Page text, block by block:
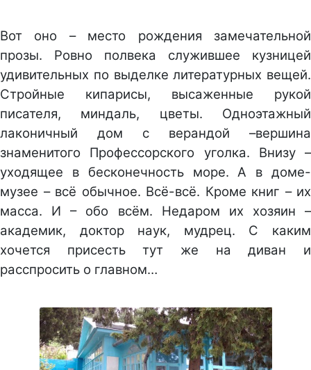
Вот оно – место рождения замечательной
прозы. Ровно полвека служившее кузницей
удивительных по выделке литературных вещей.
Стройные кипарисы, высаженные рукой
писателя, миндаль, цветы. Одноэтажный
лаконичный дом с верандой –вершина
знаменитого Профессорского уголка. Внизу –
уходящее в бесконечность море. А в доме-
музее – всё обычное. Всё-всё. Кроме книг – их
масса. И – обо всём. Недаром их хозяин –
академик, доктор наук, мудрец. С каким
хочется присесть тут же на диван и
расспросить о главном…